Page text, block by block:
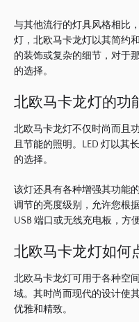
与其他流行的灯具风格相比
灯，北欧马卡龙灯以其简约
的装饰或复杂的细节，对于
的选择。
北欧马卡龙灯的功
北欧马卡龙灯不仅时尚而且功
且节能的照明。
LED 灯以其
的选择。
该灯还具有各种增强其功能
调节的亮度级别，允许您根
USB 端口或无线充电板，方
北欧马卡龙灯如何
北欧马卡龙灯可用于各种空
域。 其时尚而现代的设计使
优雅和精致。